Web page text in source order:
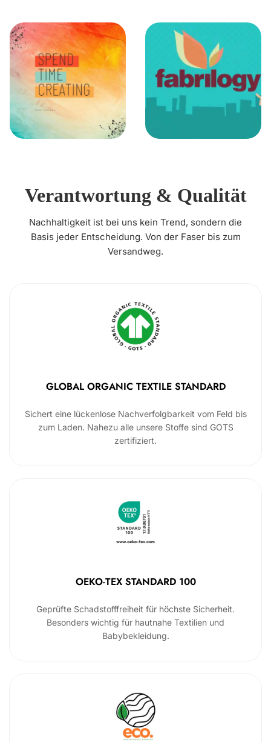
Verantwortung & Qualität
Nachhaltigkeit ist bei uns kein Trend, sondern die
Basis jeder Entscheidung. Von der Faser bis zum
Versandweg.
GLOBAL ORGANIC TEXTILE STANDARD
Sichert eine lückenlose Nachverfolgbarkeit vom Feld bis
zum Laden. Nahezu alle unsere Stoffe sind GOTS
zertifiziert.
OEKO-TEX STANDARD 100
Geprüfte Schadstofffreiheit für höchste Sicherheit.
Besonders wichtig für hautnahe Textilien und
Babybekleidung.